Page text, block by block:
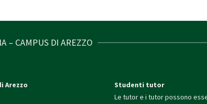
– CAMPUS DI AREZZO
Arezzo
Studenti tutor
Le tutor e i tutor possono